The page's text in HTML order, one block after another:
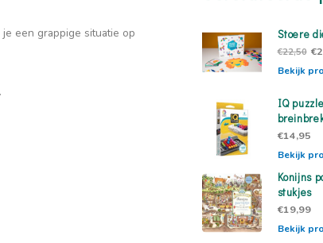
een grappige situatie op
Stoere
€22,50
Bekijk
IQ
€14,95
Bekijk
Konijns
stukjes
€19,99
Bekijk